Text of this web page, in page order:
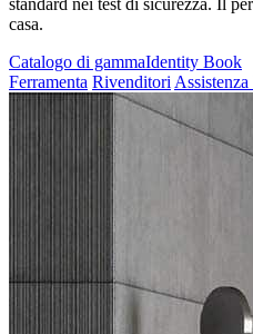
casa.
Catalogo di gammaIdentity Book
Ferramenta Rivenditori